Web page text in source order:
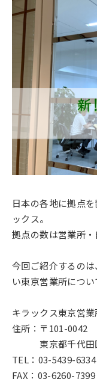
日本の各地に拠点
ックス。
拠点の数は営業所・
今回ご紹介するの
い東京営業所につい
キラックス東京営業
住所：〒101-0042
東京都千代田区
TEL：03-5439-6334
FAX：03-6260-7399